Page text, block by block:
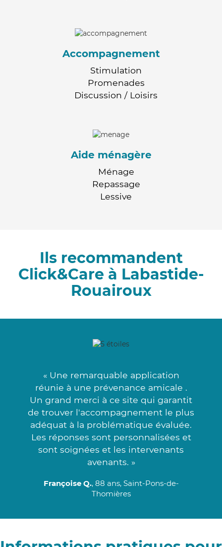
Accompagnement
Stimulation
Promenades
Discussion / Loisirs
Aide ménagère
Ménage
Repassage
Lessive
Ils recommandent
Click&Care à Labastide-
Rouairoux
« Une remarquable application
réunie à une prévenance amicale .
Un grand merci à ce site qui garantit
de trouver l'accompagnement le plus
adéquat à la problématique évaluée.
Les réponses sont personnalisées et
sont soignées et les intervenants
avenants. »
Françoise Q., 88 ans, Saint-Pons-de-
Thomières